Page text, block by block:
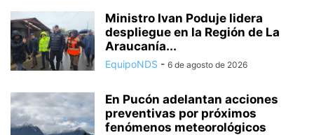
Ministro Ivan Poduje lidera
despliegue en la Región de La
Araucanía...
EquipoNDS - 6 de agosto de 2026
En Pucón adelantan acciones
preventivas por próximos
fenómenos meteorológicos